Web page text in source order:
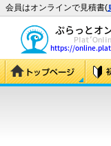
会員はオンラインで見積書(